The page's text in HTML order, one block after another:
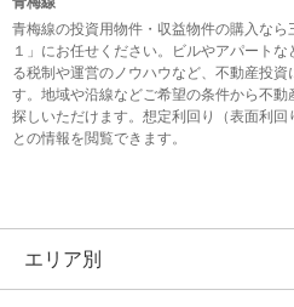
青梅線の投資用物件・収益物件の購入な
１」にお任せください。ビルやアパート
る税制や運営のノウハウなど、不動産投
す。地域や沿線などご希望の条件から不
探しいただけます。想定利回り（表面利
との情報を閲覧できます。
エリア別